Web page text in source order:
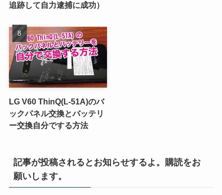
追跡して自力逮捕に成功）
LG V60 ThinQ(L-51A)のバ
ックパネル交換とバッテリ
ー交換自分でする方法
記事が投稿されるとお知らせするよ。購読をお
願いします。